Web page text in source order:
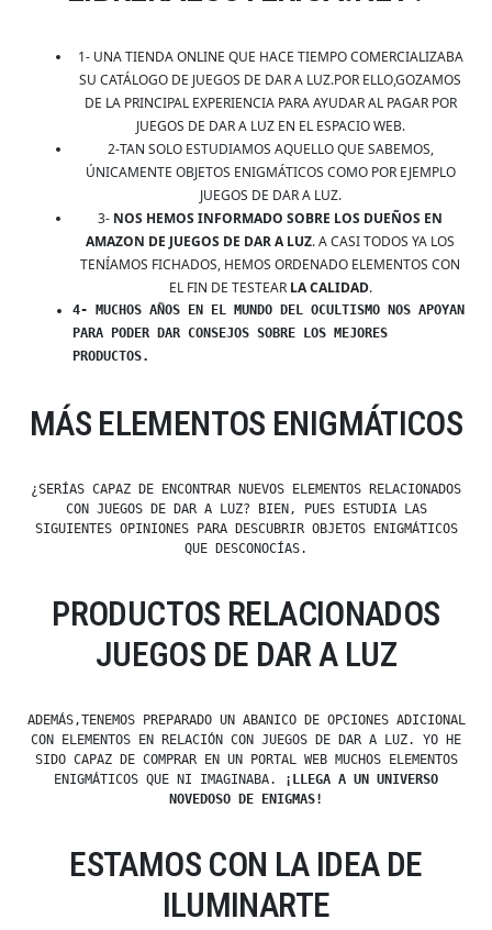
1- UNA TIENDA ONLINE QUE HACE TIEMPO COMERCIALIZABA
SU CATÁLOGO DE JUEGOS DE DAR A LUZ.POR ELLO,GOZAMOS
DE LA PRINCIPAL EXPERIENCIA PARA AYUDAR AL PAGAR POR
JUEGOS DE DAR A LUZ EN EL ESPACIO WEB.
2-TAN SOLO ESTUDIAMOS AQUELLO QUE SABEMOS,
ÚNICAMENTE OBJETOS ENIGMÁTICOS COMO POR EJEMPLO
JUEGOS DE DAR A LUZ.
3- NOS HEMOS INFORMADO SOBRE LOS DUEÑOS EN
AMAZON DE JUEGOS DE DAR A LUZ. A CASI TODOS YA LOS
TENÍAMOS FICHADOS, HEMOS ORDENADO ELEMENTOS CON
EL FIN DE TESTEAR LA CALIDAD.
4- MUCHOS AÑOS EN EL MUNDO DEL OCULTISMO NOS APOYAN
PARA PODER DAR CONSEJOS SOBRE LOS MEJORES
PRODUCTOS.
MÁS ELEMENTOS ENIGMÁTICOS
¿SERÍAS CAPAZ DE ENCONTRAR NUEVOS ELEMENTOS RELACIONADOS
CON JUEGOS DE DAR A LUZ? BIEN, PUES ESTUDIA LAS
SIGUIENTES OPINIONES PARA DESCUBRIR OBJETOS ENIGMÁTICOS
QUE DESCONOCÍAS.
PRODUCTOS RELACIONADOS
JUEGOS DE DAR A LUZ
ADEMÁS,TENEMOS PREPARADO UN ABANICO DE OPCIONES ADICIONAL
CON ELEMENTOS EN RELACIÓN CON JUEGOS DE DAR A LUZ. YO HE
SIDO CAPAZ DE COMPRAR EN UN PORTAL WEB MUCHOS ELEMENTOS
ENIGMÁTICOS QUE NI IMAGINABA.
¡LLEGA A UN UNIVERSO
NOVEDOSO DE ENIGMAS!
ESTAMOS CON LA IDEA DE
ILUMINARTE